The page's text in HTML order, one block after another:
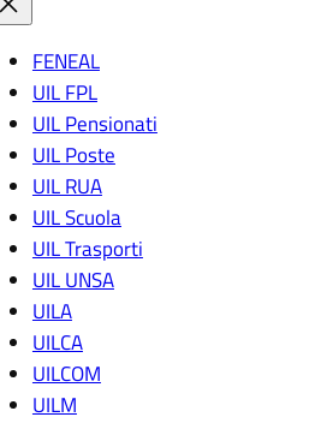
FENEAL
UIL FPL
UIL Pensionati
UIL Poste
UIL RUA
UIL Scuola
UIL Trasporti
UIL UNSA
UILA
UILCA
UILCOM
UILM